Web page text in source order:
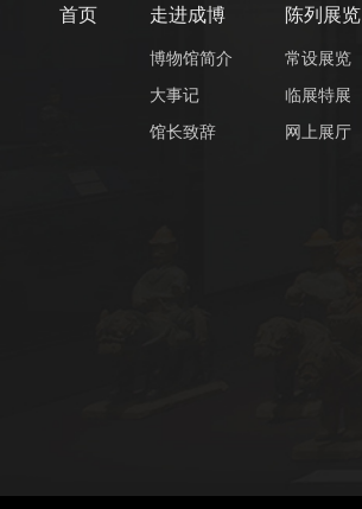
首页 走进成博
博物馆简介
大事记
馆长致辞
陈列展览
常设展览
临展特展
网上展厅